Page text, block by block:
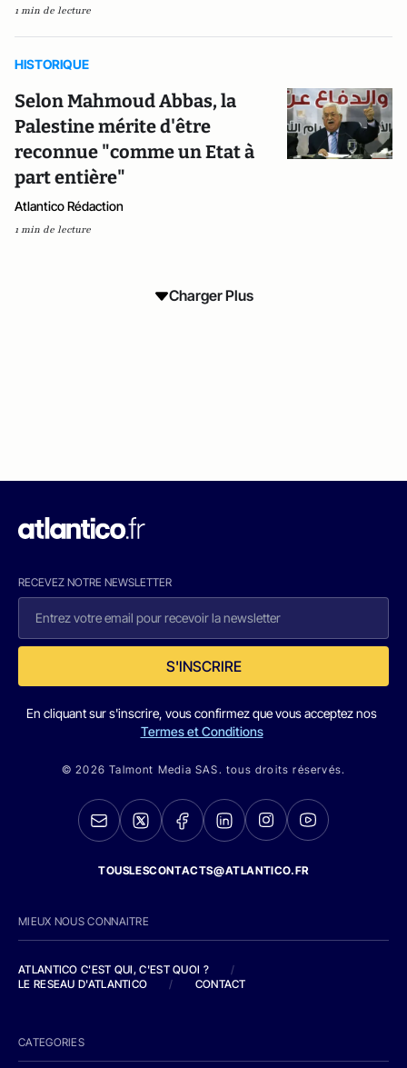
1 min de lecture
HISTORIQUE
Selon Mahmoud Abbas, la
Palestine mérite d'être
reconnue "comme un Etat à
part entière"
Atlantico Rédaction
1 min de lecture
Charger Plus
RECEVEZ NOTRE NEWSLETTER
S'INSCRIRE
En cliquant sur s'inscrire, vous confirmez que vous acceptez nos
Termes et Conditions
© 2026 Talmont Media SAS. tous droits réservés.
TOUSLESCONTACTS@ATLANTICO.FR
MIEUX NOUS CONNAITRE
ATLANTICO C'EST QUI, C'EST QUOI ?
/
LE RESEAU D'ATLANTICO
/ CONTACT
CATEGORIES